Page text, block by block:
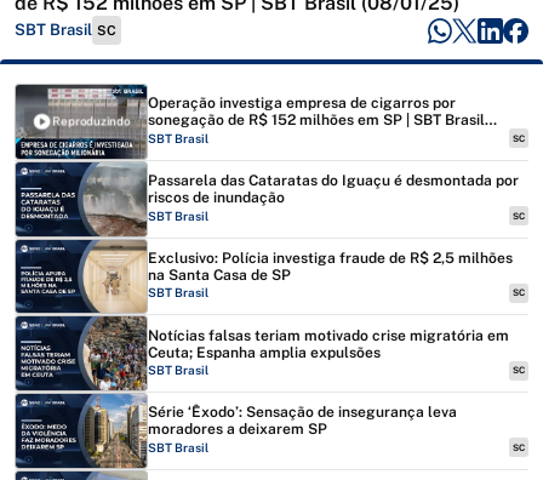
SBT Brasil SC
Reproduzindo
Operação investiga empresa de cigarros por
sonegação de R$ 152 milhões em SP | SBT Brasil
(08/01/25)
SBT Brasil SC
Passarela das Cataratas do Iguaçu é desmontada por
riscos de inundação
SBT Brasil SC
Exclusivo: Polícia investiga fraude de R$ 2,5 milhões
na Santa Casa de SP
SBT Brasil SC
Notícias falsas teriam motivado crise migratória em
Ceuta; Espanha amplia expulsões
SBT Brasil SC
Série ‘Êxodo’: Sensação de insegurança leva
moradores a deixarem SP
SBT Brasil SC